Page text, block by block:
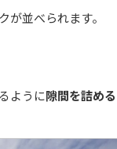
が並べられます。
ように隙間を詰める